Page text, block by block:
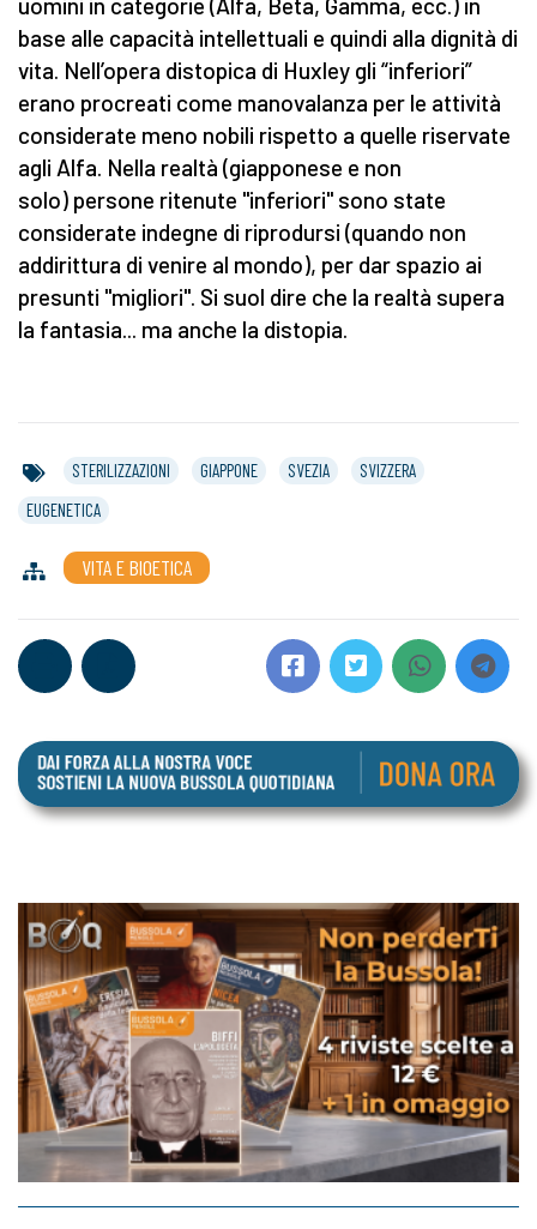
uomini in categorie (Alfa, Beta, Gamma, ecc.) in
base alle capacità intellettuali e quindi alla dignità di
vita. Nell’opera distopica di Huxley gli “inferiori”
erano procreati come manovalanza per le attività
considerate meno nobili rispetto a quelle riservate
agli Alfa. Nella realtà (giapponese e non
solo) persone ritenute "inferiori" sono state
considerate indegne di riprodursi (quando non
addirittura di venire al mondo), per dar spazio ai
presunti "migliori". Si suol dire che la realtà supera
la fantasia... ma anche la distopia.
STERILIZZAZIONI GIAPPONE SVEZIA
SVIZZERA
EUGENETICA
VITA E BIOETICA